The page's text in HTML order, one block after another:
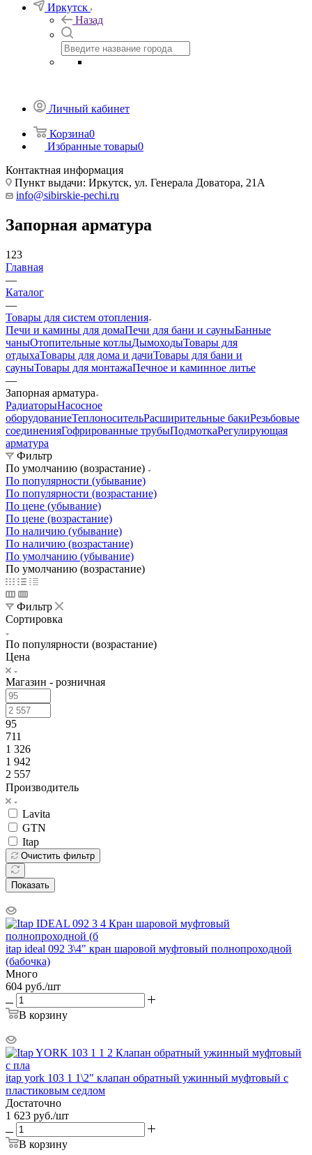
Иркутск
Назад
Личный кабинет
Корзина0
Избранные товары0
Контактная информация
Пункт выдачи: Иркутск, ул. Генерала Доватора, 21А
info@sibirskie-pechi.ru
Запорная арматура
123
Главная
—
Каталог
—
Товары для систем отопления
Печи и камины для домаПечи для бани и сауныБанные
чаныОтопительные котлыДымоходыТовары для
отдыхаТовары для дома и дачиТовары для бани и
сауныТовары для монтажаПечное и каминное литье
—
Запорная арматура
РадиаторыНасосное
оборудованиеТеплоносительРасширительные бакиРезьбовые
соединенияГофрированные трубыПодмоткаРегулирующая
арматура
Фильтр
По умолчанию (возрастание)
По популярности (убывание)
По популярности (возрастание)
По цене (убывание)
По цене (возрастание)
По наличию (убывание)
По наличию (возрастание)
По умолчанию (убывание)
По умолчанию (возрастание)
Фильтр
Сортировка
По популярности (возрастание)
Цена
Магазин - розничная
95
711
1 326
1 942
2 557
Производитель
Lavita
GTN
Itap
Очистить фильтр
Показать
itap ideal 092 3\4" кран шаровой муфтовый полнопроходной
(бабочка)
Много
604 руб./шт
В корзину
itap york 103 1 1\2" клапан обратный ужинный муфтовый с
пластиковым седлом
Достаточно
1 623 руб./шт
В корзину